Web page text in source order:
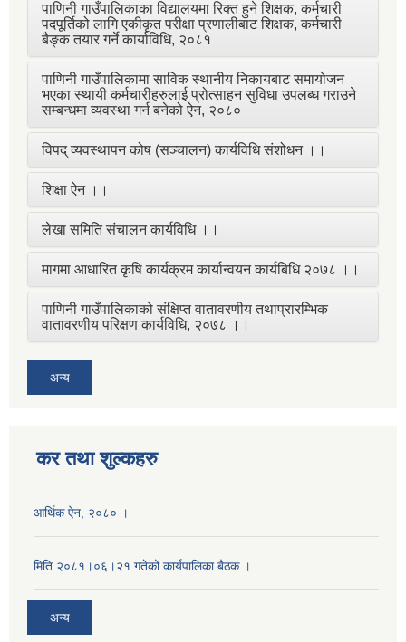
पाणिनी गाउँपालिकाका विद्यालयमा रिक्त हुने शिक्षक, कर्मचारी
पदपूर्तिको लागि एकीकृत परीक्षा प्रणालीबाट शिक्षक, कर्मचारी
बैङ्क तयार गर्ने कार्याविधि, २०८१
पाणिनी गाउँपालिकामा साविक स्थानीय निकायबाट समायोजन
भएका स्थायी कर्मचारीहरुलाई प्रोत्साहन सुविधा उपलब्ध गराउने
सम्बन्धमा व्यवस्था गर्न बनेको ऐन, २०८०
विपद् व्यवस्थापन कोष (सञ्चालन) कार्यविधि संशोधन ।।
शिक्षा ऐन ।।
लेखा समिति संचालन कार्यविधि ।।
मागमा आधारित कृषि कार्यक्रम कार्यान्वयन कार्यबिधि २०७८ ।।
पाणिनी गाउँपालिकाको संक्षिप्त वातावरणीय तथाप्रारम्भिक
वातावरणीय परिक्षण कार्यविधि, २०७८ ।।
अन्य
कर तथा शुल्कहरु
आर्थिक ऐन, २०८० ।
मिति २०८१।०६।२१ गतेको कार्यपालिका बैठक ।
अन्य